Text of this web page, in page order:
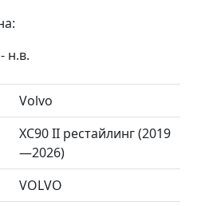
н.в.
Volvo
XC90 II рестайлинг (2019
—2026)
VOLVO